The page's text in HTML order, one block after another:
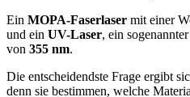
Ein MOPA-Faserlaser mit einer
und ein UV-Laser, ein sogenannter
von 355 nm.
Die entscheidendste Frage ergibt
denn sie bestimmen, welche